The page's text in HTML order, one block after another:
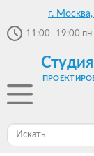
г.
11:00–19:00